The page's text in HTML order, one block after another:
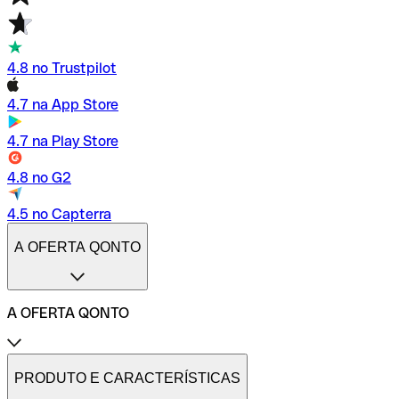
4.8 no Trustpilot
4.7 na App Store
4.7 na Play Store
4.8 no G2
4.5 no Capterra
A OFERTA QONTO
A OFERTA QONTO
Tarifas
Conta profissional online
PRODUTO E CARACTERÍSTICAS